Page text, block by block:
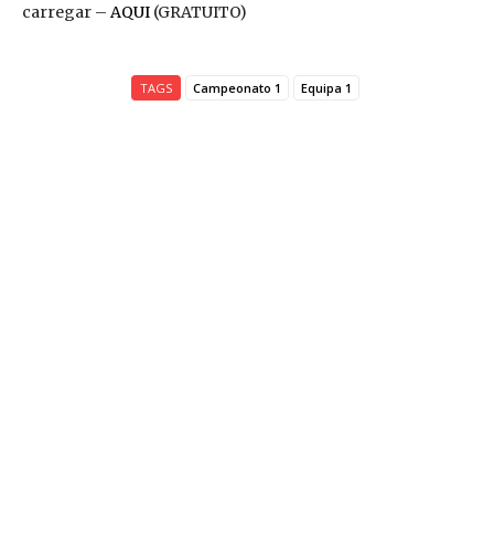
carregar – AQUI (GRATUITO)
TAGS Campeonato 1 Equipa 1